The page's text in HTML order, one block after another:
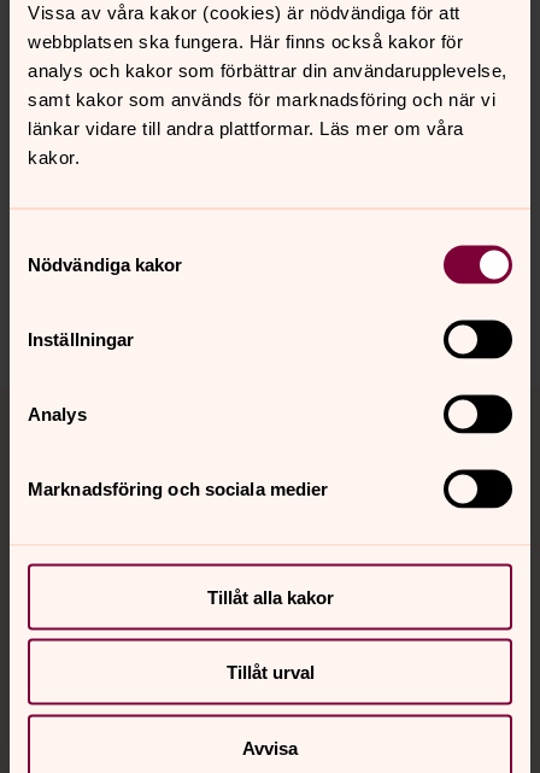
Vissa av våra kakor (cookies) är nödvändiga för att
webbplatsen ska fungera. Här finns också kakor för
analys och kakor som förbättrar din användarupplevelse,
samt kakor som används för marknadsföring och när vi
länkar vidare till andra plattformar. Läs mer om våra
kakor.
Nödvändiga kakor
Inställningar
Analys
Marknadsföring och sociala medier
Tillåt alla kakor
Tillåt urval
Avvisa
Pilgrimsvandringen sker i samverkan med Gränge-
Säfsnäs församling.
Synpunkter eller frågor på sidans
stora-tuna.pastorat@svenskakyrkan.se
Hitta snabbt